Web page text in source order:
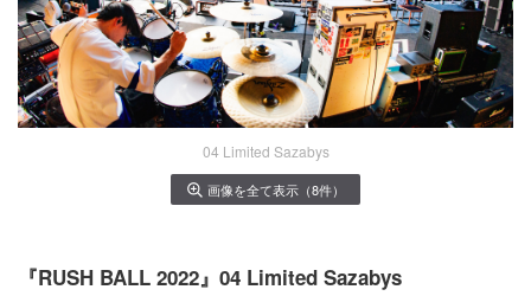
04 Limited Sazabys
画像を全て表示（8件）
『RUSH BALL 2022』04 Limited Sazabys